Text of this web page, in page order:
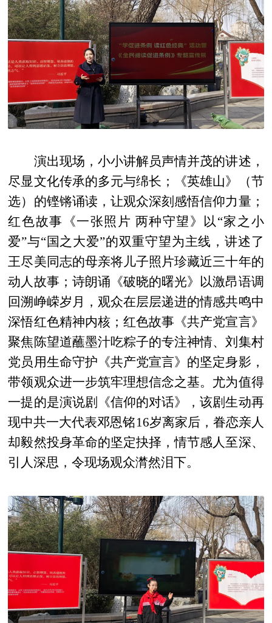
演出现场，小小讲解员声情并茂的讲述，
尽显文化传承的多元与绵长；《英雄山》（节
选）的铿锵诵读，让观众深刻感悟信仰力量；
红色故事《一张照片 两种守望》以“家之小
爱”与“国之大爱”的双重守望为主线，讲述了
王尽美同志的母亲将儿子照片珍藏近三十年的
动人故事；诗朗诵《破晓的曙光》以激昂语调
回溯峥嵘岁月，观众在层层递进的情感共鸣中
深悟红色精神内核；红色故事《共产党宣言》
聚焦陈望道蘸墨汁吃粽子的专注神情、刘集村
党员用生命守护《共产党宣言》的坚定身影，
带领观众进一步筑牢理想信念之基。尤为值得
一提的是演说剧《信仰的对话》，该剧生动再
现中共一大代表邓恩铭16岁离家后，眷恋亲人
却毅然投身革命的坚定抉择，情节感人至深、
引人深思，令现场观众潸然泪下。